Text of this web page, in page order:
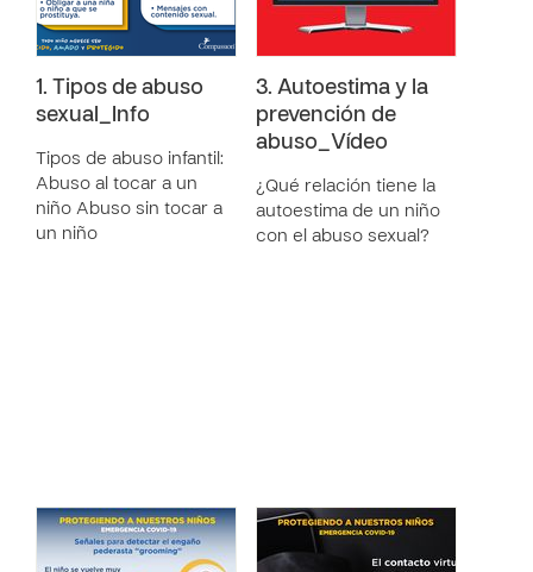
1. Tipos de abuso
sexual_Info
Tipos de abuso infantil:
Abuso al tocar a un
niño Abuso sin tocar a
un niño
3. Autoestima y la
prevención de
abuso_Vídeo
¿Qué relación tiene la
autoestima de un niño
con el abuso sexual?